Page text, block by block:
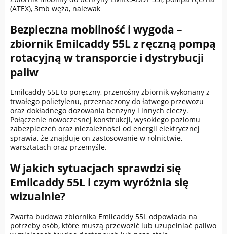
(ATEX), 3mb węża, nalewak
Bezpieczna mobilność i wygoda –
zbiornik Emilcaddy 55L z ręczną pompą
rotacyjną w transporcie i dystrybucji
paliw
Emilcaddy 55L to poręczny, przenośny zbiornik wykonany z
trwałego polietylenu, przeznaczony do łatwego przewozu
oraz dokładnego dozowania benzyny i innych cieczy.
Połączenie nowoczesnej konstrukcji, wysokiego poziomu
zabezpieczeń oraz niezależności od energii elektrycznej
sprawia, że znajduje on zastosowanie w rolnictwie,
warsztatach oraz przemyśle.
W jakich sytuacjach sprawdzi się
Emilcaddy 55L i czym wyróżnia się
wizualnie?
Zwarta budowa zbiornika Emilcaddy 55L odpowiada na
potrzeby osób, które muszą przewozić lub uzupełniać paliwo